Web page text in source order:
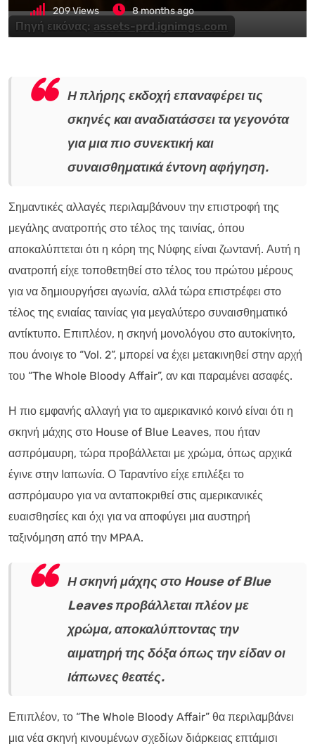
Πηγή εικόνας: assets-prd.ignimgs.com
209Views 8 months ago
Η πλήρης εκδοχή επαναφέρει τις
σκηνές και αναδιατάσσει τα γεγονότα
για μια πιο συνεκτική και
συναισθηματικά έντονη αφήγηση.
Σημαντικές αλλαγές περιλαμβάνουν την επιστροφή της
μεγάλης ανατροπής στο τέλος της ταινίας, όπου
αποκαλύπτεται ότι η κόρη της Νύφης είναι ζωντανή. Αυτή η
ανατροπή είχε τοποθετηθεί στο τέλος του πρώτου μέρους
για να δημιουργήσει αγωνία, αλλά τώρα επιστρέφει στο
τέλος της ενιαίας ταινίας για μεγαλύτερο συναισθηματικό
αντίκτυπο. Επιπλέον, η σκηνή μονολόγου στο αυτοκίνητο,
που άνοιγε το “Vol. 2”, μπορεί να έχει μετακινηθεί στην αρχή
του “The Whole Bloody Affair”, αν και παραμένει ασαφές.
Η πιο εμφανής αλλαγή για το αμερικανικό κοινό είναι ότι η
σκηνή μάχης στο House of Blue Leaves, που ήταν
ασπρόμαυρη, τώρα προβάλλεται με χρώμα, όπως αρχικά
έγινε στην Ιαπωνία. Ο Ταραντίνο είχε επιλέξει το
ασπρόμαυρο για να ανταποκριθεί στις αμερικανικές
ευαισθησίες και όχι για να αποφύγει μια αυστηρή
ταξινόμηση από την MPAA.
Η σκηνή μάχης στο House of Blue
Leaves προβάλλεται πλέον με
χρώμα, αποκαλύπτοντας την
αιματηρή της δόξα όπως την είδαν οι
Ιάπωνες θεατές.
Επιπλέον, το “The Whole Bloody Affair” θα περιλαμβάνει
μια νέα σκηνή κινουμένων σχεδίων διάρκειας επτάμισι